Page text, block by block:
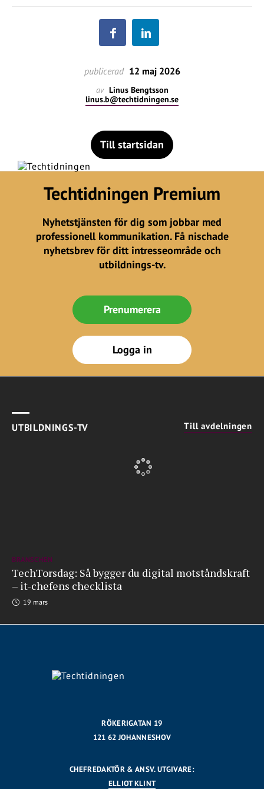
publicerad 12 maj 2026
av Linus Bengtsson
linus.b@techtidningen.se
Till startsidan
Techtidningen Premium
Nyhetstjänsten för dig som jobbar med
professionell kommunikation. Få nischade
nyhetsbrev för ditt intresseområde och
utbildnings-tv.
Prenumerera
Logga in
UTBILDNINGS-TV Till avdelningen
BRANSCHEN
TechTorsdag: Så bygger du digital motståndskraft
– it-chefens checklista
19 mars
RÖKERIGATAN 19
121 62 JOHANNESHOV
CHEFREDAKTÖR & ANSV. UTGIVARE:
ELLIOT KLINT